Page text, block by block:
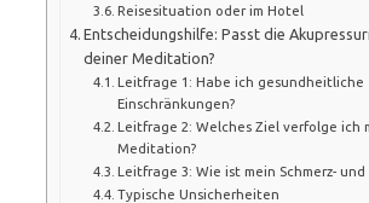
Reisesituation oder im Hotel
Entscheidungshilfe: Passt die
deiner Meditation?
Leitfrage 1: Habe ich gesundheitliche
Einschränkungen?
Leitfrage 2: Welches Ziel verfolge ich
Meditation?
Leitfrage 3: Wie ist mein Schmerz-
Typische Unsicherheiten